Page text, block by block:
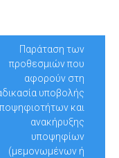
Παράταση των
προθεσμιών που
αφορούν στη
υποβολής
και
ανακήρυξης
υποψηφίων
(μεμονωμένων ή